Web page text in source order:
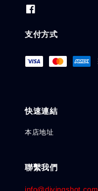
支付方式
快速連結
本店地址
聯繫我們
info@divingshot.com